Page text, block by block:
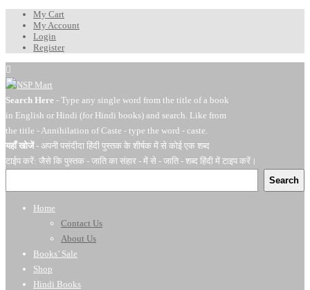
My Cart
My Account
Login
Register
Search Here - Type any single word from the title of a book
in English or Hindi (for Hindi books) and search. Like from
the title - Annihilation of Caste - type the word - caste.
यहाँ खोजें- अपनी पसंदीदा हिंदी पुस्तक के शीर्षक में से कोई एक शब्द
टाईप करें: जैसे कि पुस्तक - जाति का संहार - में से - जाति - शब्द हिंदी में टाइप करें।
Search
Home
Contact Us
About Us
Books’ Sale
Shop
Hindi Books